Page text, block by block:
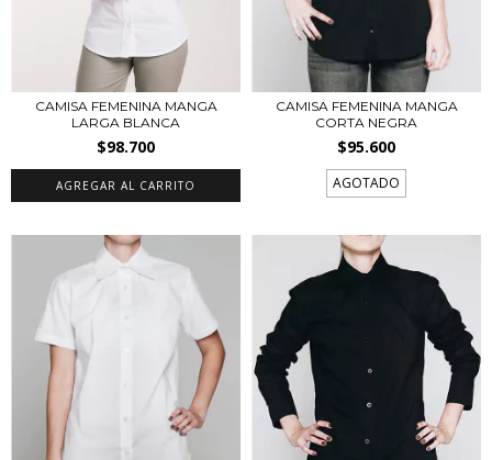
CAMISA FEMENINA MANGA
LARGA BLANCA
$98.700
AGREGAR AL CARRITO
CAMISA FEMENINA MANGA
CORTA NEGRA
$95.600
AGOTADO